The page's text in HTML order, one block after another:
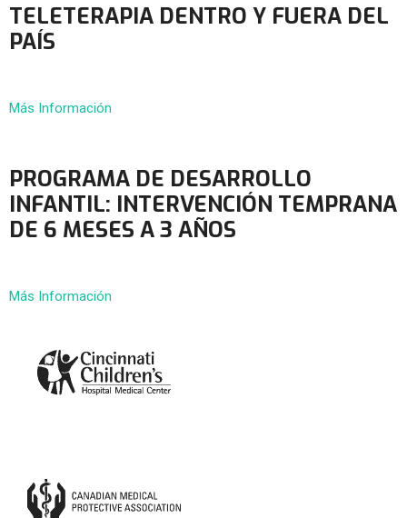
TELETERAPIA DENTRO Y FUERA DEL
PAÍS
Más Información
PROGRAMA DE DESARROLLO
INFANTIL: INTERVENCIÓN TEMPRANA
DE 6 MESES A 3 AÑOS
Más Información